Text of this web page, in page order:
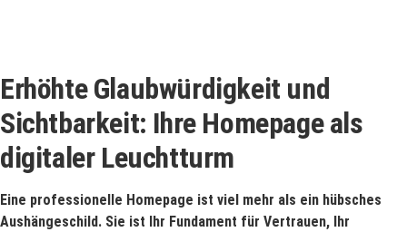
Erhöhte Glaubwürdigkeit und
Sichtbarkeit: Ihre Homepage als
digitaler Leuchtturm
Eine professionelle Homepage ist viel mehr als ein hübsches
Aushängeschild. Sie ist Ihr Fundament für Vertrauen, Ihr